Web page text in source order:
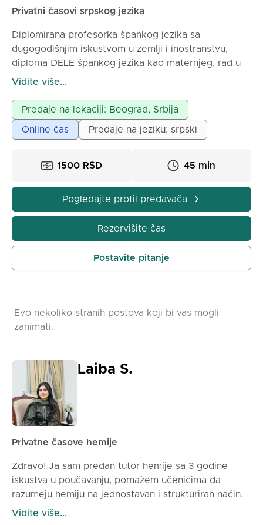
Privatni časovi srpskog jezika
Diplomirana profesorka špankog jezika sa
dugogodišnjim iskustvom u zemlji i inostranstvu,
diploma DELE špankog jezika kao maternjeg, rad u
srednjim i osnovnom škoalma honorarno, drži časove
gramatika, konverzacija, priprema za polaganje
ispita.
Vidite više...
Predaje na lokaciji: Beograd, Srbija
Online čas Predaje na jeziku: srpski
1500 RSD 45 min
Pogledajte profil predavača
Rezervišite čas
Postavite pitanje
Evo nekoliko stranih postova koji bi vas mogli
zanimati.
Laiba S.
Privatne časove hemije
Zdravo! Ja sam predan tutor hemije sa 3 godine
iskustva u poučavanju, pomažem učenicima da
razumeju hemiju na jednostavan i strukturiran način.
Podučavam učenike na svim nivoima, uključujući
Vidite više...